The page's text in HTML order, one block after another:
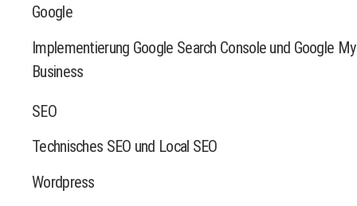
Google
Implementierung Google Search Console und Google My
Business
SEO
Technisches SEO und Local SEO
Wordpress